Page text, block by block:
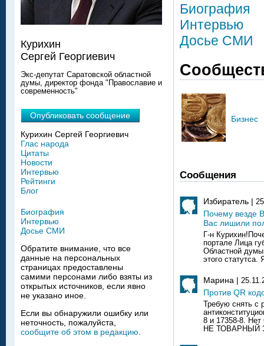
Биография
Интервью
Досье СМИ
Бизнес
Сообщения
Избиратель |
Почему везде
Вас лишили
Г-н
портале Лица
Областной
этого статутса.
Марина |
Против QR
Требую снять с
8 и 17358-8.
НЕ ТОВАРНЫЙ
Курихин
Сергей Георгиевич
Экс-депутат Саратовской областной
думы, директор фонда "Православие и
современность"
Опубликовать сообщение
Курихин Сергей Георгиевич
Глас народа
Цитаты
Новости
Интервью
Рейтинги
Блог
Биография
Интервью
Досье СМИ
Обратите внимание, что все
данные на персональных
страницах предоставлены
самими персонами либо взяты из
открытых источников, если явно
не указано иное.
Если вы обнаружили ошибку или
неточность, пожалуйста,
сообщите об этом в редакцию